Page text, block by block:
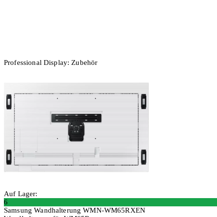
Professional Display: Zubehör
Auf Lager:
6
Samsung Wandhalterung WMN-WM65RXEN